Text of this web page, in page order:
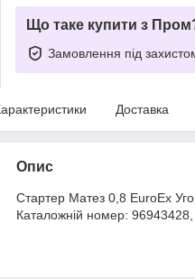
Що таке купити з
Замовлення під
Доставка
Опис
Стартер Матез 0,8 EuroEx
Каталожній номер: